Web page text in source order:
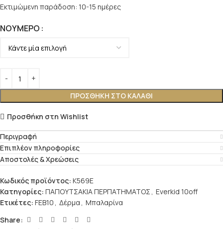
Εκτιμώμενη παράδοση: 10-15 ημέρες
ΝΟΎΜΕΡΟ
ΠΡΟΣΘΉΚΗ ΣΤΟ ΚΑΛΆΘΙ
Προσθήκη στη Wishlist
Περιγραφή
Επιπλέον πληροφορίες
Αποστολές & Χρεώσεις
Κωδικός προϊόντος: K569E
Κατηγορίες: ΠΑΠΟΥΤΣΑΚΙΑ ΠΕΡΠΑΤΗΜΑΤΟΣ, Everkid 10off
Ετικέτες: FEB10, Δέρμα, Μπαλαρίνα
Share: